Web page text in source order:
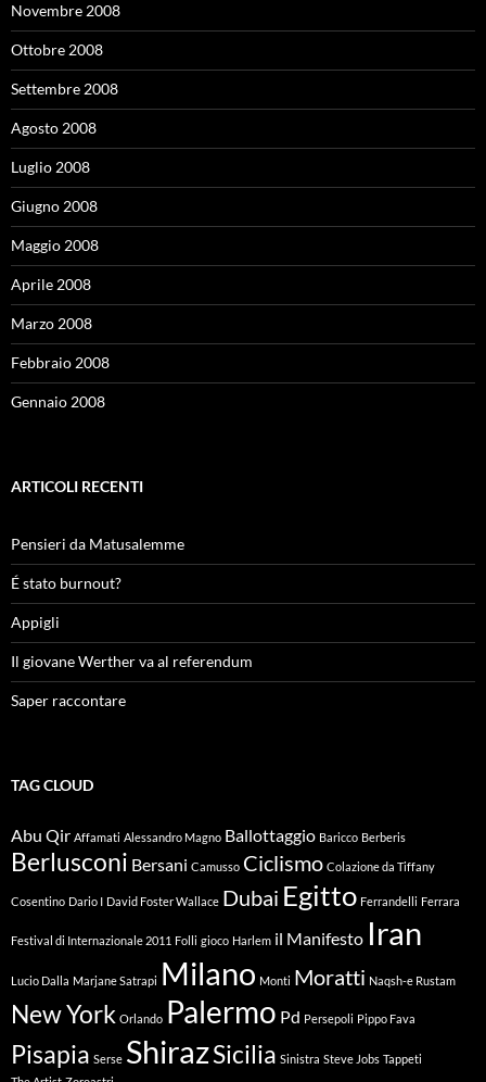
Novembre 2008
Ottobre 2008
Settembre 2008
Agosto 2008
Luglio 2008
Giugno 2008
Maggio 2008
Aprile 2008
Marzo 2008
Febbraio 2008
Gennaio 2008
ARTICOLI RECENTI
Pensieri da Matusalemme
É stato burnout?
Appigli
Il giovane Werther va al referendum
Saper raccontare
TAG CLOUD
Abu Qir Affamati Alessandro Magno Ballottaggio Baricco Berberis
Berlusconi Bersani Camusso Ciclismo Colazione da Tiffany
Cosentino Dario I David Foster Wallace Dubai Egitto Ferrandelli Ferrara
Festival di Internazionale 2011 Folli gioco Harlem il Manifesto Iran
Lucio Dalla Marjane Satrapi Milano Monti Moratti Naqsh-e Rustam
New York Orlando Palermo Pd Persepoli Pippo Fava
Pisapia Serse ShirazSicilia Sinistra Steve Jobs Tappeti